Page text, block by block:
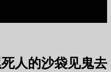
人的沙袋见鬼去